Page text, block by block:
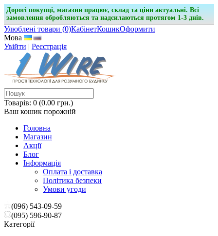
Дорогі покупці, магазин працює, склад та ціни актуальні. Всі
замовлення обробляються та надсилаються протягом 1-3 днів.
Улюблені товари (0)КабінетКошикОформити
Мова
Увійти | Реєстрація
Товарів: 0 (0.00 грн.)
Ваш кошик порожній
Головна
Магазин
Акції
Блог
Інформація
Оплата і доставка
Політика безпеки
Умови угоди
(096) 543-09-59
(095) 596-90-87
Категорії